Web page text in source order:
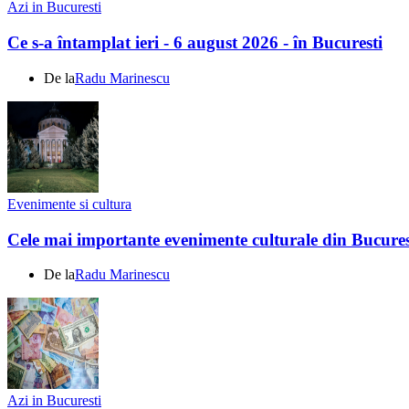
Azi in Bucuresti
Ce s-a întamplat ieri - 6 august 2026 - în Bucuresti
De laRadu Marinescu
Evenimente si cultura
Cele mai importante evenimente culturale din
De laRadu Marinescu
Azi in Bucuresti